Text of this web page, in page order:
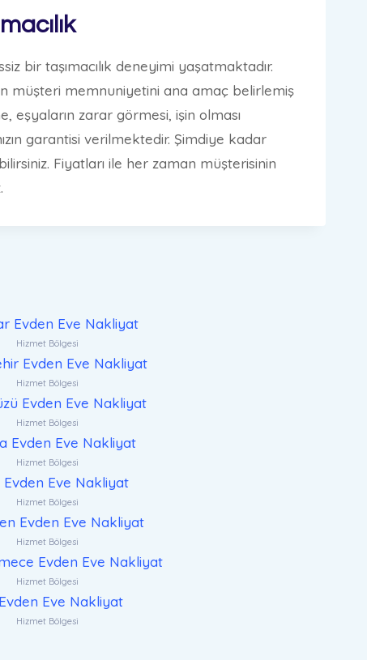
bir taşımacılık deneyimi yaşatmaktadır.
müşteri memnuniyetini ana amaç belirlemiş
zarar görmesi, işin olması
garantisi verilmektedir. Şimdiye kadar
Fiyatları ile her zaman müşterisinin
Evden Eve Nakliyat
Hizmet Bölgesi
Evden Eve Nakliyat
Hizmet Bölgesi
Evden Eve Nakliyat
Hizmet Bölgesi
Evden Eve Nakliyat
Hizmet Bölgesi
Evden Eve Nakliyat
Hizmet Bölgesi
Evden Eve Nakliyat
Hizmet Bölgesi
Evden Eve Nakliyat
Hizmet Bölgesi
Eve Nakliyat
Hizmet Bölgesi